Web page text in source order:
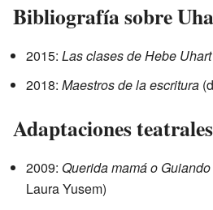
Bibliografía sobre
2015: Las clases de Hebe Uhart
2018: Maestros de la escritura
Adaptaciones teatrales
2009: Querida mamá o
Laura Yusem)